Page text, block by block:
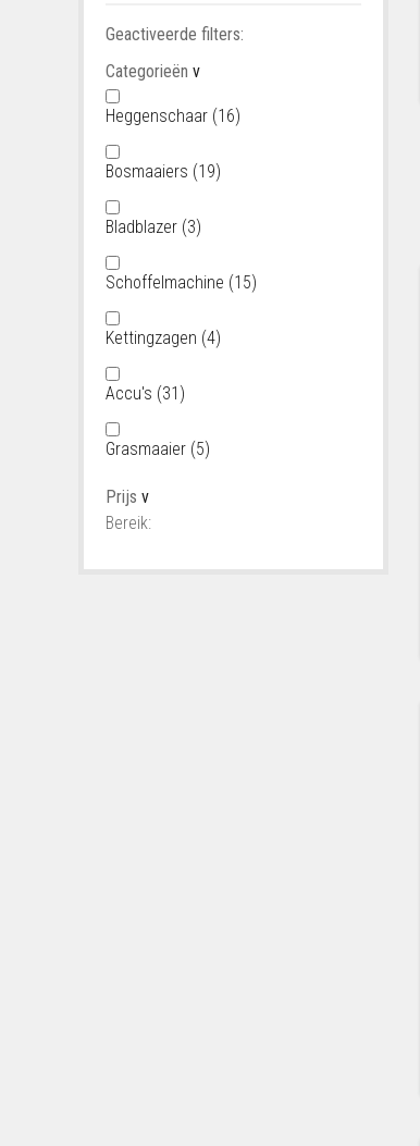
Geactiveerde filters:
Categorieën v
Heggenschaar (16)
Bosmaaiers (19)
Bladblazer (3)
Schoffelmachine (15)
Kettingzagen (4)
Accu's (31)
Grasmaaier (5)
Prijs v
Bereik: